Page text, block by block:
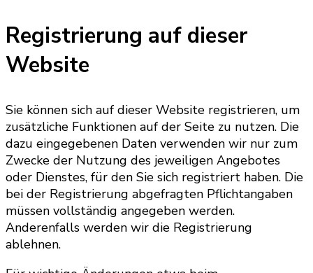
Registrierung auf dieser
Website
Sie können sich auf dieser Website registrieren, um
zusätzliche Funktionen auf der Seite zu nutzen. Die
dazu eingegebenen Daten verwenden wir nur zum
Zwecke der Nutzung des jeweiligen Angebotes
oder Dienstes, für den Sie sich registriert haben. Die
bei der Registrierung abgefragten Pflichtangaben
müssen vollständig angegeben werden.
Anderenfalls werden wir die Registrierung
ablehnen.